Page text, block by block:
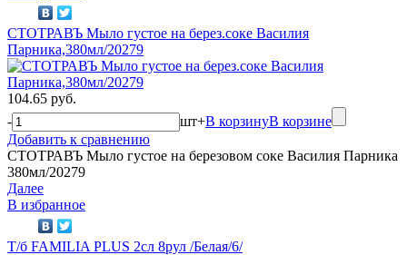
СТОТРАВЪ Мыло густое на берез.соке Василия
Парника,380мл/20279
104.65 руб.
-
шт+В корзинуВ корзине
Добавить к сравнению
СТОТРАВЪ Мыло густое на березовом соке Василия Парника
380мл/20279
Далее
В избранное
Т/б FAMILIA PLUS 2сл 8рул /Белая/6/